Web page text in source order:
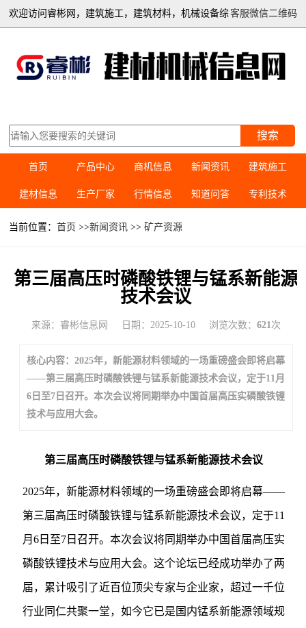
客服微信二维码
欢迎访问睿彬网，建筑施工，建筑材料，机械设备综
搜索
首页 产品中心 商机信息 新闻资讯 建筑施工
建材信息 生产厂家 行情信息 知道问答 专利技术
当前位置：首页 >>新闻资讯 >>矿产资源
第三届高压时磷酸铁锂与锰系新能源
技术会议
来源：睿彬信息网 日期：2025-10-10 浏览次数： 621 次
核心内容：2025年，新能源材料领域的一场重磅盛会即将启幕
——第三届高压时磷酸铁锂与锰系新能源技术会议，定于11月
6日至7日召开。本次会议将同期举办中国首届高压实磷酸铁锂
技术与应用大会。
第三届高压时磷酸铁锂与锰系新能源技术会议
2025年，新能源材料领域的一场重磅盛会即将启幕——
第三届高压时磷酸铁锂与锰系新能源技术会议，定于11
月6日至7日召开。本次会议将同期举办中国首届高压实
磷酸铁锂技术与应用大会。这个论坛已经成功举办了两
届，累计吸引了近百位顶尖专家与企业家，超过一千位
行业同仁共聚一堂，如今它已是国内锰系新能源领域规